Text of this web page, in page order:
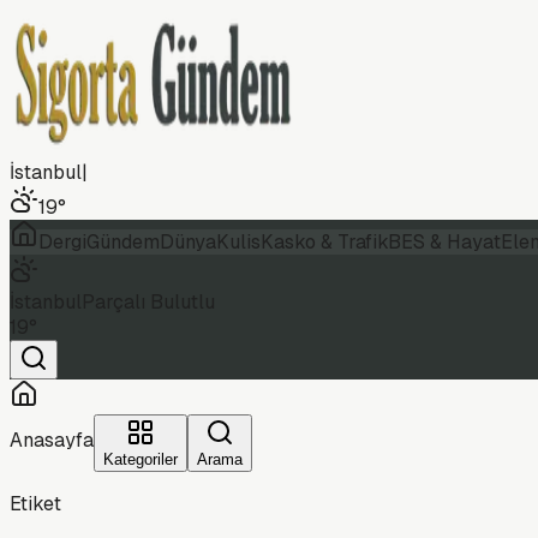
İstanbul|
19°
DergiGündemDünyaKulisKasko & TrafikBES & Hayat
Anasayfa
Kategoriler Arama
Etiket